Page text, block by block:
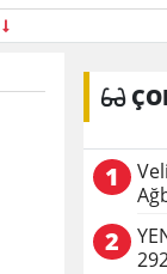
1
2